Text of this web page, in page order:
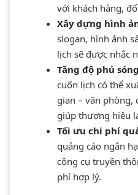
với khách hàng,
Xây dựng hình
slogan, hình ảnh
lịch sẽ được nhắc
Tăng độ phủ
cuốn lịch có thể
gian – văn phòng,
giúp thương hiệu
Tối ưu chi phí
quảng cáo ngắn
công cụ truyền
phí hợp lý.